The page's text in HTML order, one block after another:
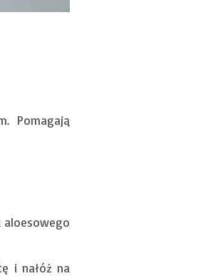
Pomagają
aloesowego
i nałóż na